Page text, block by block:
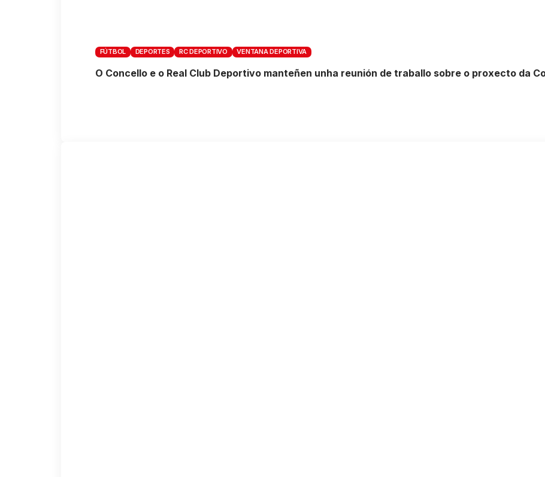
FÚTBOL DEPORTES RC DEPORTIVO VENTANA DEPORTIVA
O Concello e o Real Club Deportivo manteñen unha reunión de traballo sobre o proxecto da